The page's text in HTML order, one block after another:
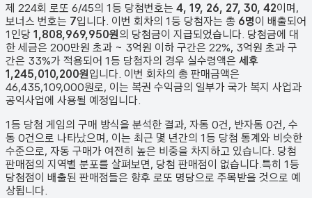
제 224회 로또 6/45의 1등 당첨번호는 4, 19, 26, 27, 30, 42이며,
보너스 번호는 7입니다. 이번 회차의 1등 당첨자는 총 6명이 배출되어
1인당 1,808,969,950원의 당첨금이 지급되었습니다. 당첨금에 대
한 세금은 200만원 초과 ~ 3억원 이하 구간은 22%, 3억원 초과 구
간은 33%가 적용되어 1등 당첨자의 경우 실수령액은 세후
1,245,010,200원입니다. 이번 회차의 총 판매금액은
46,435,109,000원로, 이는 복권 수익금의 일부가 국가 복지 사업과
공익사업에 사용될 예정입니다.
1등 당첨 게임의 구매 방식을 분석한 결과, 자동 0건, 반자동 0건, 수
동 0건 으로 나타났으며, 이는 최근 몇 년간의 1등 당첨 통계와 비슷한
수준으로, 자동 구매가 여전히 높은 비중을 차지하고 있습니다. 당첨
판매점의 지역별 분포를 살펴보면, 당첨 판매점이 없습니다. 특히 1등
당첨점이 배출된 판매점들은 향후 로또 명당으로 주목받을 것으로 예
상됩니다.